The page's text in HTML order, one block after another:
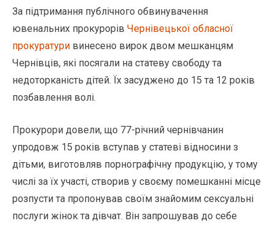
За підтримання публічного обвинувачення
ювенальних прокурорів Чернівецької обласної
прокуратури винесено вирок двом мешканцям
Чернівців, які посягали на статеву свободу та
недоторканість дітей. Їх засуджено до 15 та 12 років
позбавлення волі.
Прокурори довели, що 77-річний чернівчанин
упродовж 15 років вступав у статеві відносини з
дітьми, виготовляв порнографічну продукцію, у тому
числі за їх участі, створив у своєму помешканні місце
розпусти та пропонував своїм знайомим сексуальні
послуги жінок та дівчат. Він запрошував до себе